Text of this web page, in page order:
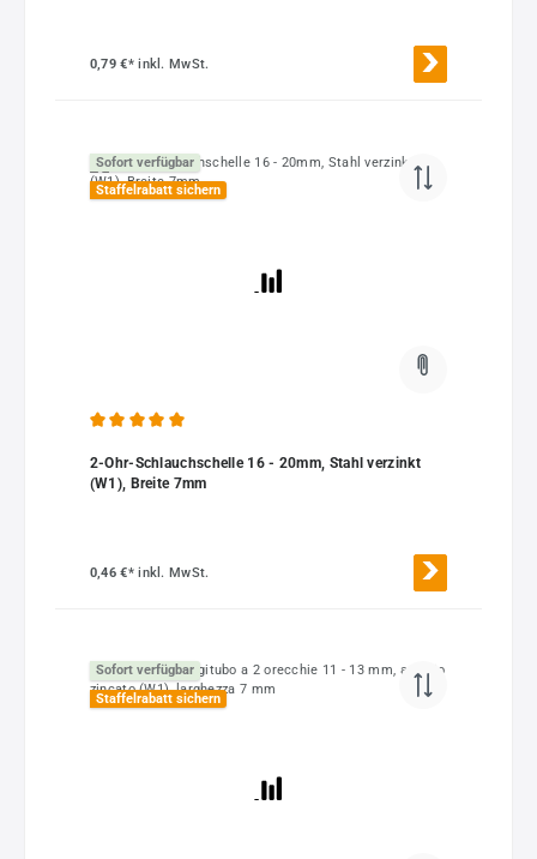
0,79 €*inkl. MwSt.
Sofort verfügbar
Staffelrabatt sichern
2-Ohr-Schlauchschelle 16 - 20mm, Stahl verzinkt
(W1), Breite 7mm
0,46 €*inkl. MwSt.
Sofort verfügbar
Staffelrabatt sichern